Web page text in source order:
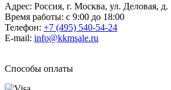
Адрес: Россия, г. Москва, ул. Деловая, д.
Время работы: с 9:00 до 18:00
Телефон: +7 (495) 540-54-24
E-mail: info@kkmsale.ru
Способы оплаты